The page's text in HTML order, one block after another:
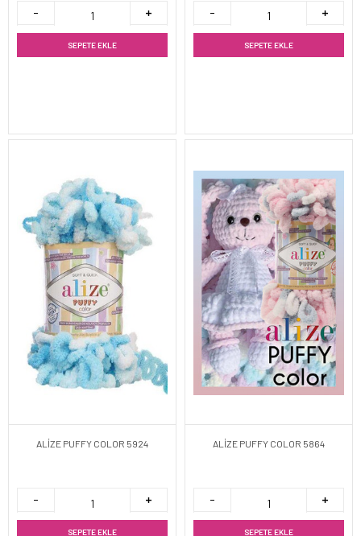
SEPETE EKLE SEPETE EKLE
ALİZE PUFFY COLOR 5924
SEPETE EKLE
ALİZE PUFFY COLOR 5864
SEPETE EKLE